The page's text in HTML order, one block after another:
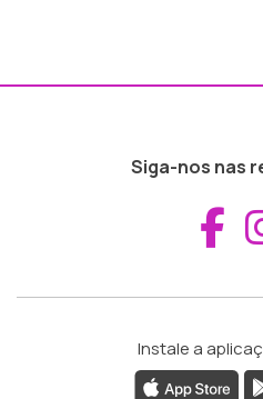
Siga-nos nas
Instale a